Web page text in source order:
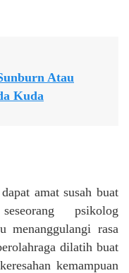
Atau
Kuda
amat susah buat
psikolog
menanggulangi rasa
dilatih buat
kemampuan